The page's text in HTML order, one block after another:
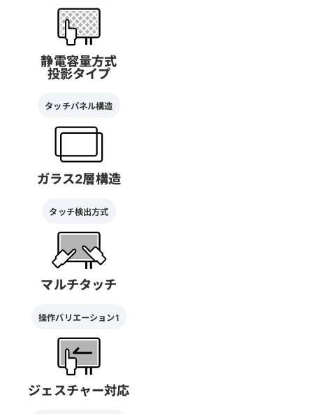
静電容量方式
投影タイプ
タッチパネル構造
ガラス2層構造
タッチ検出方式
マルチタッチ
操作バリエーション1
ジェスチャー対応